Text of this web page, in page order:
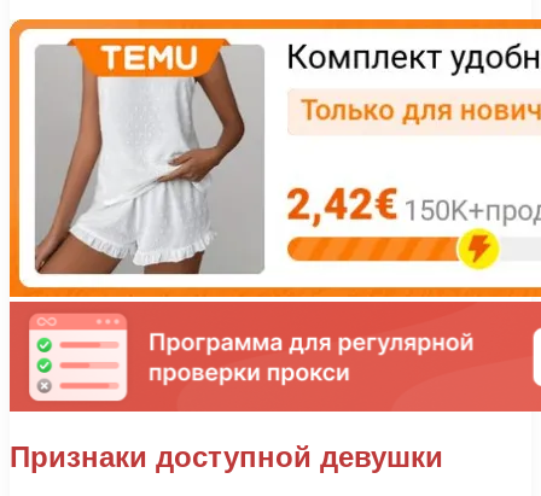
Признаки доступной девушки